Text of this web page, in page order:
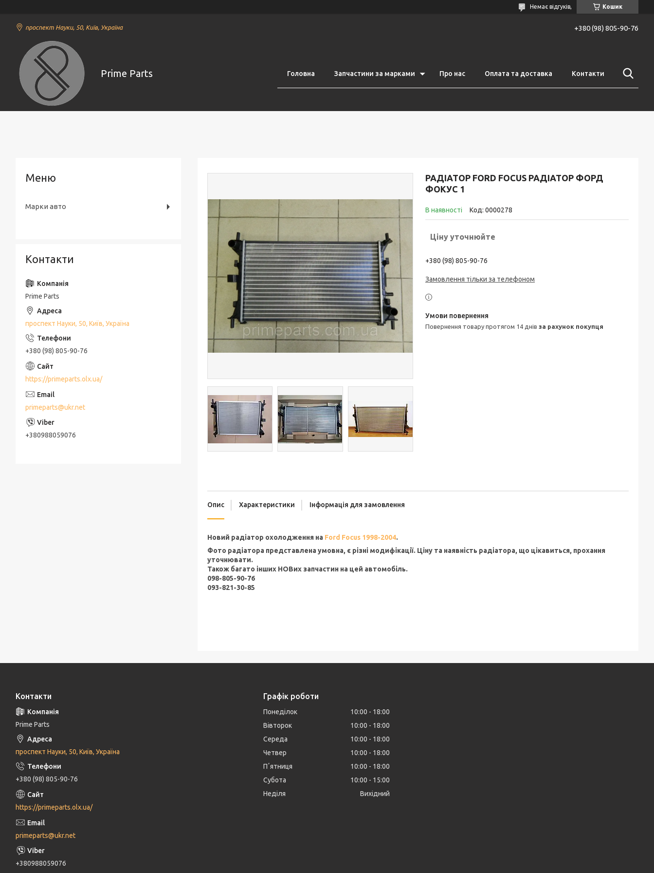
Кошик
Немає відгуків,
проспект Науки, 50, Київ, Україна +380 (98) 805-90-76
Prime Parts Головна Запчастини за марками Про нас Оплата та доставка Контакти
РАДІАТОР FORD FOCUS РАДІАТОР ФОРД
ФОКУС 1
В наявності Код: 0000278
Ціну уточнюйте
+380 (98) 805-90-76
Замовлення тільки за телефоном
повернення товару протягом 14 днів за рахунок покупця
Опис Характеристики Інформація для замовлення
Новий радіатор охолодження на Ford Focus 1998-2004.
Фото радіатора представлена умовна, є різні модифікації. Ціну та наявність радіатора, що цікавиться, прохання
уточнювати.
Також багато інших НОВих запчастин на цей автомобіль.
098-805-90-76
093-821-30-85
Марки авто
Контакти
Prime Parts
проспект Науки, 50, Київ, Україна
+380 (98) 805-90-76
https://primeparts.olx.ua/
primeparts@ukr.net
+380988059076
Контакти
Prime Parts
проспект Науки, 50, Київ, Україна
+380 (98) 805-90-76
https://primeparts.olx.ua/
primeparts@ukr.net
+380988059076
Графік роботи
Понеділок 10:00
18:00
Вівторок
10:00
18:00
Середа
10:00
18:00
Четвер
10:00
18:00
Пʼятниця
10:00
18:00
Субота
10:00
15:00
Неділя
Вихідний